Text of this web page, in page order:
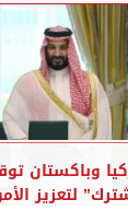
وباكستان
لتعزيز